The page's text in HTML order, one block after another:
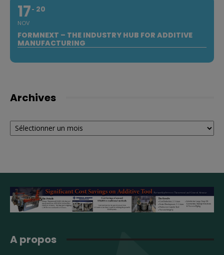
17
NOV
20
FORMNEXT – THE INDUSTRY HUB FOR ADDITIVE
MANUFACTURING
Archives
Archives
A propos